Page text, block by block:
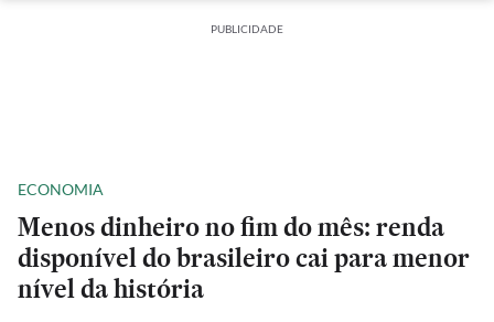
PUBLICIDADE
ECONOMIA
Menos dinheiro no fim do mês: renda
disponível do brasileiro cai para menor
nível da história